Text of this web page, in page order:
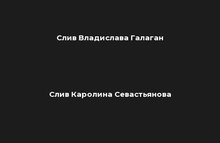
Слив Владислава Галаган
Слив Каролина Севастьянова